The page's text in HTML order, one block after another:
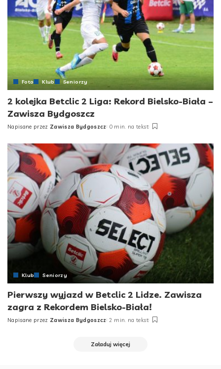
Foto Klub Seniorzy
2 kolejka Betclic 2 Liga: Rekord Bielsko-Biała –
Zawisza Bydgoszcz
Posted
Napisane przez Zawisza Bydgoszcz 0 min. na tekst
Klub Seniorzy
Pierwszy wyjazd w Betclic 2 Lidze. Zawisza
zagra z Rekordem Bielsko-Biała!
Posted
Napisane przez Zawisza Bydgoszcz 2 min. na tekst
Załaduj więcej